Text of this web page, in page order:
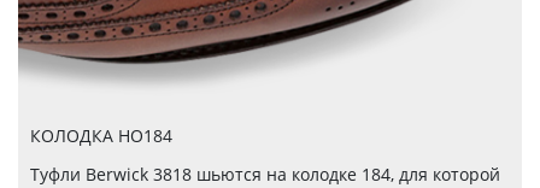
КОЛОДКА HO184
Туфли Berwick 3818 шьются на колодке 184, для которой